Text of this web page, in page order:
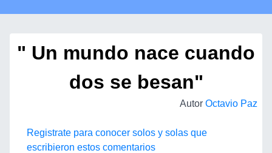
" Un mundo nace cuando
dos se besan"
Autor Octavio Paz
Registrate para conocer solos y solas que
escribieron estos comentarios